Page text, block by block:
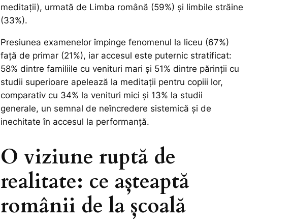
meditații), urmată de Limba română (59%) și limbile străine
(33%).
Presiunea examenelor împinge fenomenul la liceu (67%)
față de primar (21%), iar accesul este puternic stratificat:
58% dintre familiile cu venituri mari și 51% dintre părinții cu
studii superioare apelează la meditații pentru copiii lor,
comparativ cu 34% la venituri mici și 13% la studii
generale, un semnal de neîncredere sistemică și de
inechitate în accesul la performanță.
O viziune ruptă de
realitate: ce așteaptă
românii de la școală